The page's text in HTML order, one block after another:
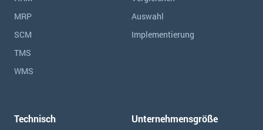
MRP
SCM
TMS
WMS
Auswahl
Implementierung
Technisch Unternehmensgröße